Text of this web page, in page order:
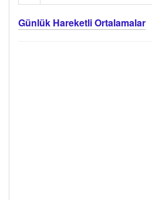
Günlük Hareketli Ortalamalar